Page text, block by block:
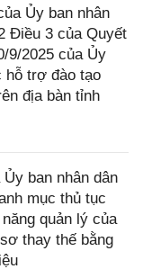
Ủy ban nhân
Điều 3 của Quyết
9/2025 của Ủy
hỗ trợ đào tạo
địa bàn tỉnh
ban nhân dân
mục thủ tục
quản lý của
thay thế bằng